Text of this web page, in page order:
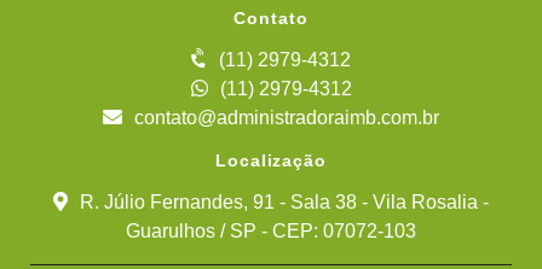
Contato
(11) 2979-4312
(11) 2979-4312
contato@administradoraimb.com.br
Localização
R. Júlio Fernandes, 91 - Sala 38 - Vila Rosalia -
Guarulhos / SP - CEP: 07072-103